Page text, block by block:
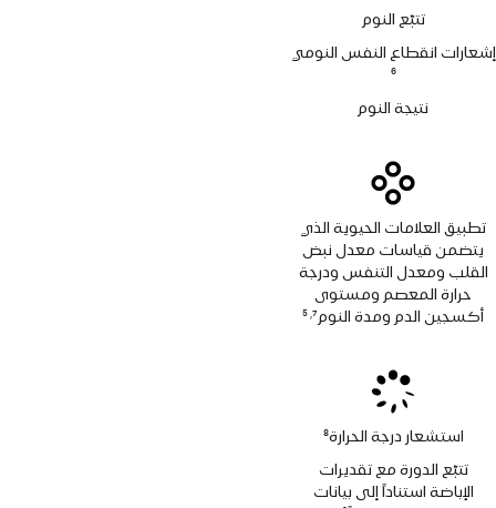
تتبّع النوم
إشعارات انقطاع النفس النومي
6
نتيجة النوم
تطبيق العلامات الحيوية الذي
يتضمن قياسات معدل نبض
القلب ومعدل التنفس ودرجة
حرارة المعصم ومستوى
أكسجين الدم ومدة النوم7
5
استشعار درجة الحرارة8
تتبّع الدورة مع تقديرات
الإباضة استناداً إلى بيانات